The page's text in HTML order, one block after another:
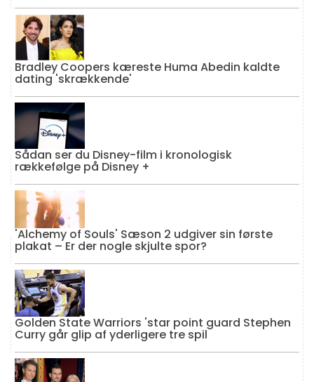
Bradley Coopers kæreste Huma Abedin kaldte
dating 'skrækkende'
Sådan ser du Disney-film i kronologisk
rækkefølge på Disney +
'Alchemy of Souls' Sæson 2 udgiver sin første
plakat – Er der nogle skjulte spor?
Golden State Warriors 'star point guard Stephen
Curry går glip af yderligere tre spil